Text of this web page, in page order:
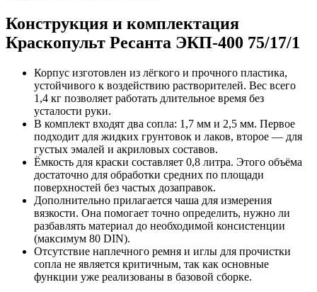
Конструкция и комплектация
Краскопульт Ресанта ЭКП-400 75/17/1
Корпус изготовлен из лёгкого и прочного пластика,
устойчивого к воздействию растворителей. Вес всего
1,4 кг позволяет работать длительное время без
усталости руки.
В комплект входят два сопла: 1,7 мм и 2,5 мм. Первое
подходит для жидких грунтовок и лаков, второе — для
густых эмалей и акриловых составов.
Ёмкость для краски составляет 0,8 литра. Этого объёма
достаточно для обработки средних по площади
поверхностей без частых дозаправок.
Дополнительно прилагается чаша для измерения
вязкости. Она помогает точно определить, нужно ли
разбавлять материал до необходимой консистенции
(максимум 80 DIN).
Отсутствие наплечного ремня и иглы для прочистки
сопла не является критичным, так как основные
функции уже реализованы в базовой сборке.